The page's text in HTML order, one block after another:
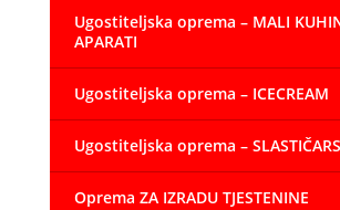
Ugostiteljska oprema – MALI
APARATI
Ugostiteljska oprema – ICECREAM
Ugostiteljska oprema –
Oprema ZA IZRADU TJESTENINE